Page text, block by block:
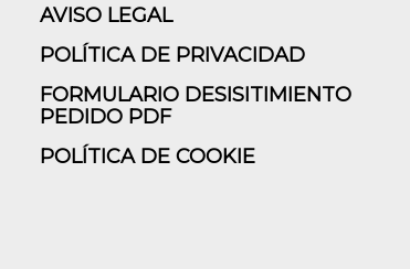
AVISO LEGAL
POLÍTICA DE PRIVACIDAD
FORMULARIO DESISITIMIENTO
PEDIDO PDF
POLÍTICA DE COOKIE